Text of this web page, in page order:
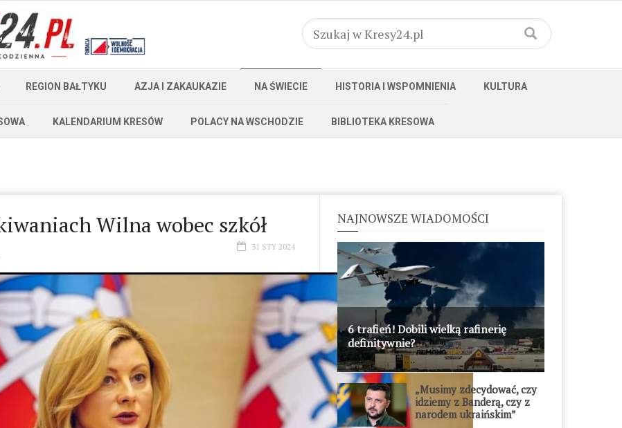
REGION BAŁTYKU AZJA I ZAKAUKAZIE NA ŚWIECIE HISTORIA I WSPOMNIENIA KULTURA
KALENDARIUM KRESÓW POLACY NA WSCHODZIE BIBLIOTEKA KRESOWA
Wilna wobec szkół
31 STY 2024
NAJNOWSZE WIADOMOŚCI
6 trafień! Dobili wielką rafinerię
definitywnie?
„Musimy zdecydować, czy
idziemy z Banderą, czy z
narodem ukraińskim”